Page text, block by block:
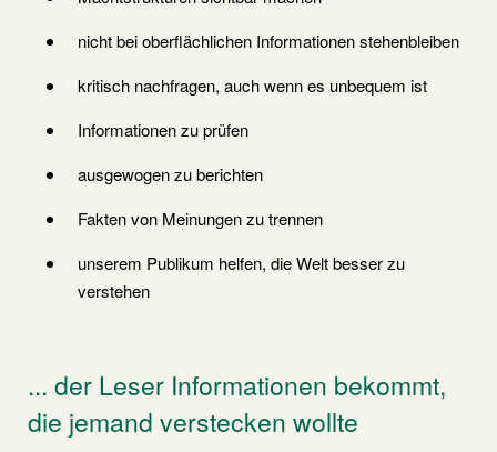
nicht bei oberflächlichen Informationen stehenbleiben
kritisch nachfragen, auch wenn es unbequem ist
Informationen zu prüfen
ausgewogen zu berichten
Fakten von Meinungen zu trennen
unserem Publikum helfen, die Welt besser zu
verstehen
... der Leser Informationen bekommt,
die jemand verstecken wollte